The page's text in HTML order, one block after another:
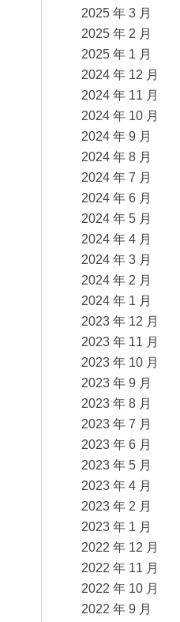
2025 年 3 月
2025 年 2 月
2025 年 1 月
2024 年 12 月
2024 年 11 月
2024 年 10 月
2024 年 9 月
2024 年 8 月
2024 年 7 月
2024 年 6 月
2024 年 5 月
2024 年 4 月
2024 年 3 月
2024 年 2 月
2024 年 1 月
2023 年 12 月
2023 年 11 月
2023 年 10 月
2023 年 9 月
2023 年 8 月
2023 年 7 月
2023 年 6 月
2023 年 5 月
2023 年 4 月
2023 年 2 月
2023 年 1 月
2022 年 12 月
2022 年 11 月
2022 年 10 月
2022 年 9 月